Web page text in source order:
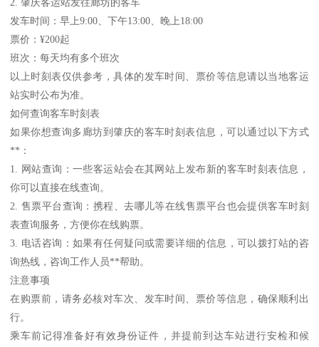
发车时间：早上9:00、下午13:00、晚上18:00
票价：¥200起
班次：每天均有多个班次
以上时刻表仅供参考，具体的发车时间、票价等信息请以当地客运
站实时公布为准。
如何查询客车时刻表
如果你想查询多廊坊到肇庆的客车时刻表信息，可以通过以下方式
**：
1. 网站查询：一些客运站会在其网站上发布新的客车时刻表信息，
你可以直接在线查询。
2. 售票平台查询：携程、去哪儿等在线售票平台也会提供客车时刻
表查询服务，方便你在线购票。
3. 电话咨询：如果有任何疑问或需要详细的信息，可以拨打站的咨
询热线，咨询工作人员**帮助。
注意事项
在购票前，请务必核对车次、发车时间、票价等信息，确保顺利出
行。
乘车前记得准备好有效身份证件，并提前到达车站进行安检和候